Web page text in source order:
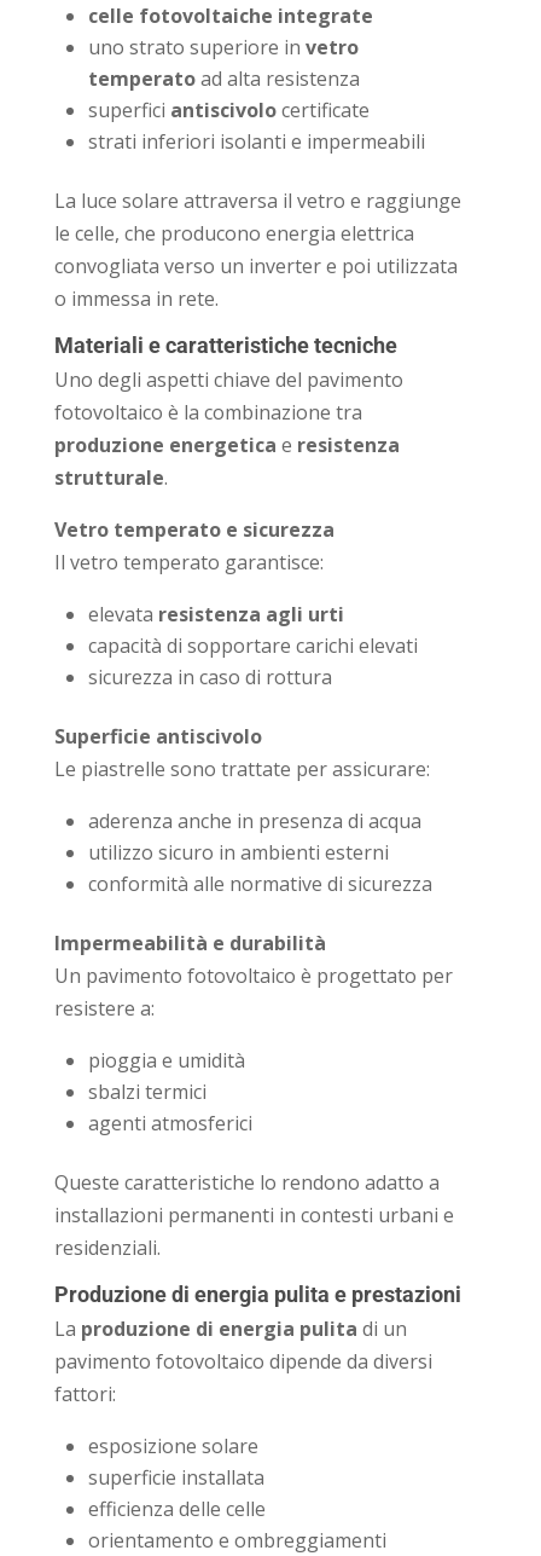
celle fotovoltaiche integrate
uno strato superiore in vetro
temperatoad alta resistenza
superfici antiscivolocertificate
strati inferiori isolanti e impermeabili
La luce solare attraversa il vetro e raggiunge
le celle, che producono energia elettrica
convogliata verso un inverter e poi utilizzata
o immessa in rete.
Materiali e caratteristiche tecniche
Uno degli aspetti chiave del pavimento
fotovoltaico è la combinazione tra
produzione energetica e resistenza
strutturale.
Vetro temperato e sicurezza
Il vetro temperato garantisce:
elevata resistenza agli urti
capacità di sopportare carichi elevati
sicurezza in caso di rottura
Superficie antiscivolo
Le piastrelle sono trattate per assicurare:
aderenza anche in presenza di acqua
utilizzo sicuro in ambienti esterni
conformità alle normative di sicurezza
Impermeabilità e durabilità
Un pavimento fotovoltaico è progettato per
resistere a:
pioggia e umidità
sbalzi termici
agenti atmosferici
Queste caratteristiche lo rendono adatto a
installazioni permanenti in contesti urbani e
residenziali.
Produzione di energia pulita e prestazioni
La produzione di energia pulita di un
pavimento fotovoltaico dipende da diversi
fattori:
esposizione solare
superficie installata
efficienza delle celle
orientamento e ombreggiamenti